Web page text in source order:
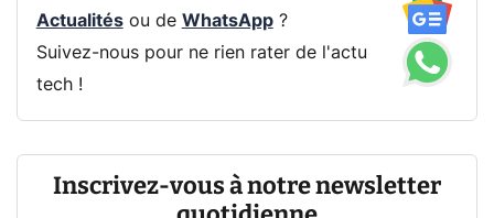
Actualitésou de WhatsApp?
Suivez-nous pour ne rien rater de l'actu
tech !
Inscrivez-vous à notre newsletter